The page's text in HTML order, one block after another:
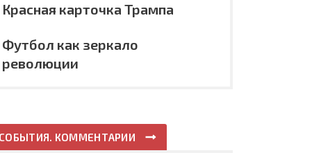
Красная карточка Трампа
Футбол как зеркало
революции
СОБЫТИЯ. КОММЕНТАРИИ